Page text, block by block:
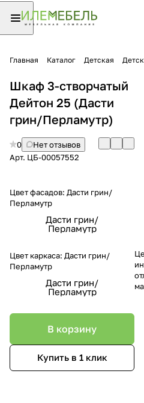
Главная Каталог Детская
Шкаф 3-створчатый
Дейтон 25 (Дасти
грин/Перламутр)
0
Нет отзывов
Арт. ЦБ-00057552
Цвет фасадов: Дасти грин/
Перламутр
Дасти грин/
Перламутр
Цвет каркаса: Дасти грин/
Перламутр
Дасти грин/
Перламутр
В корзину
Купить в 1 клик